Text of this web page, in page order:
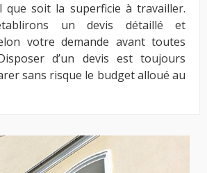
que soit la superficie à travailler.
un devis détaillé et
votre demande avant toutes
d’un devis est toujours
sans risque le budget alloué au